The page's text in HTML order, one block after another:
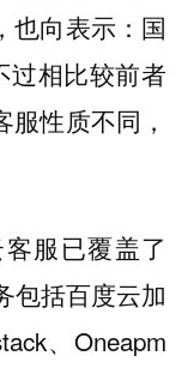
也向表示：国
过相比较前者
性质不同，
服已覆盖了
包括百度云加
、Oneapm